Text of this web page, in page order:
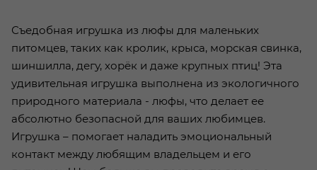
Съедобная игрушка из люфы для маленьких
питомцев, таких как кролик, крыса, морская свинка,
шиншилла, дегу, хорёк и даже крупных птиц! Эта
удивительная игрушка выполнена из экологичного
природного материала - люфы, что делает ее
абсолютно безопасной для ваших любимцев.
Игрушка – помогает наладить эмоциональный
контакт между любящим владельцем и его